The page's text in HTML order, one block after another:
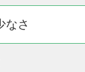
なさ